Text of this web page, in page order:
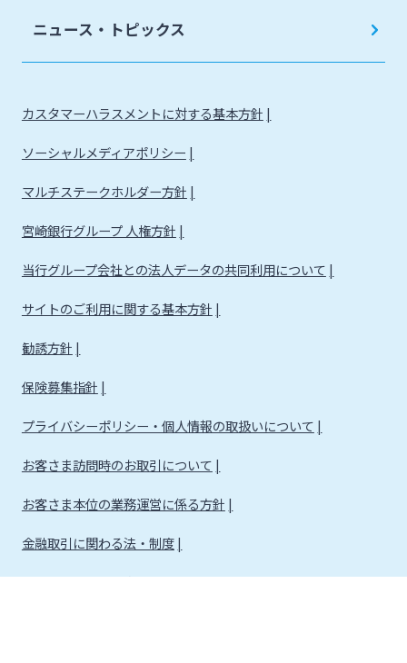
ニュース・トピックス
カスタマーハラスメントに対する基本方針
ソーシャルメディアポリシー
マルチステークホルダー方針
宮崎銀行グループ 人権方針
当行グループ会社との法人データの共同利用について
サイトのご利用に関する基本方針
勧誘方針
保険募集指針
プライバシーポリシー・個人情報の取扱いについて
お客さま訪問時のお取引について
お客さま本位の業務運営に係る方針
金融取引に関わる法・制度
金融取引に関わる方針